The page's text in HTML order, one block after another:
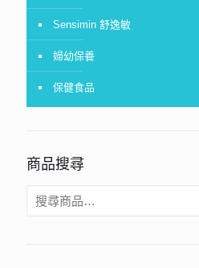
Sensimin 舒逸敏
婦幼保養
保健食品
商品搜尋